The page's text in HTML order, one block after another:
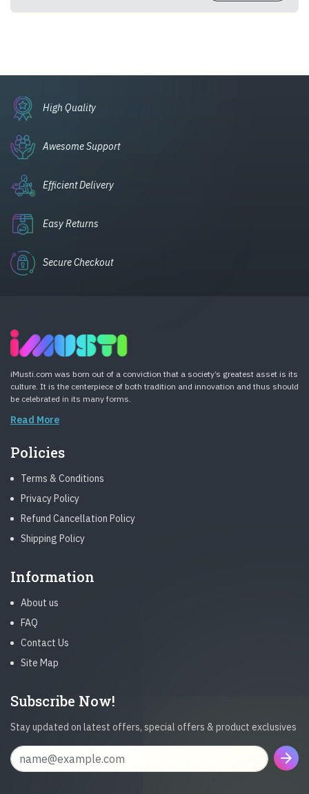
High Quality
Awesome Support
Efficient Delivery
Easy Returns
Secure Checkout
iMusti.com was born out of a conviction that a society’s greatest asset is its
culture. It is the centerpiece of both tradition and innovation and thus should
be celebrated in its many forms.
Read More
Policies
Terms & Conditions
Privacy Policy
Refund Cancellation Policy
Shipping Policy
Information
About us
FAQ
Contact Us
Site Map
Subscribe Now!
Stay updated on latest offers, special offers & product exclusives
arrow_forward